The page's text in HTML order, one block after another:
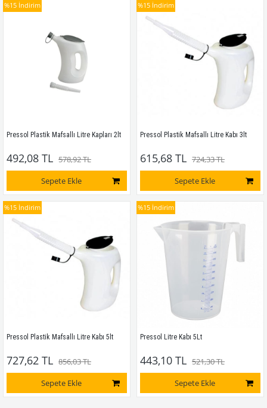
Pressol Plastik Mafsallı Litre Kapları 2lt
492,08 TL 578,92 TL
Sepete Ekle
%15 İndirim
Pressol Plastik Mafsallı Litre Kabı 3lt
615,68 TL 724,33 TL
Sepete Ekle
%15 İndirim
Pressol Plastik Mafsallı Litre Kabı 5lt
727,62 TL 856,03 TL
Sepete Ekle
%15 İndirim
Pressol Litre Kabı 5Lt
443,10 TL 521,30 TL
Sepete Ekle
%15 İndirim